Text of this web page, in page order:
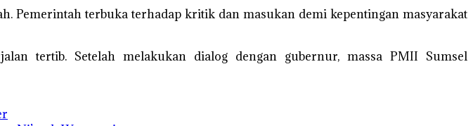
Pemerintah terbuka terhadap kritik dan masukan demi kepentingan masyarakat
tertib. Setelah melakukan dialog dengan gubernur, massa PMII Sumsel